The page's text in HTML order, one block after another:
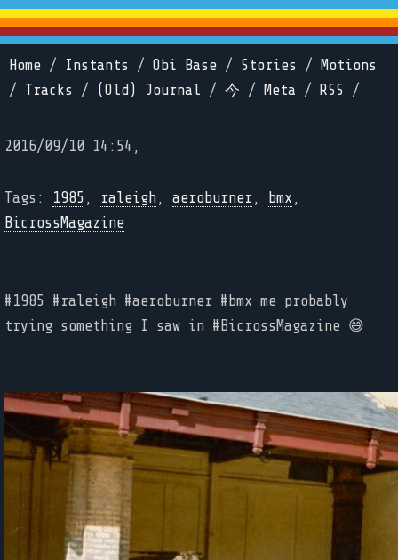
Home / Instants / Obi Base / Stories /
Motions
/ Tracks / (Old) Journal / 今 / Meta / RSS /
2016/09/10 14:54,
Tags: 1985 , raleigh, aeroburner, bmx ,
BicrossMagazine
#1985 #raleigh #aeroburner #bmx me probably
trying something I saw in #BicrossMagazine 😅